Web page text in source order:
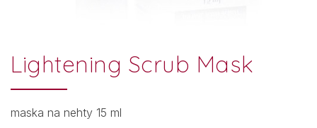
Lightening Scrub Mask
maska na nehty 15 ml